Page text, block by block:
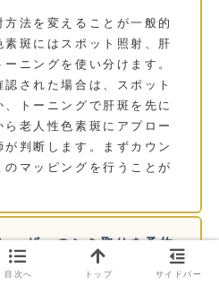
法を変えることが一般的
斑にはスポット照射、肝
ニングを使い分けます。
された場合は、スポット
トーニングで肝斑を先に
老人性色素斑にアプロー
判断します。まずカウン
のマッピングを行うことが
ーザーのシミ取りを予約
ださい。
目次へ トップ サイドバー